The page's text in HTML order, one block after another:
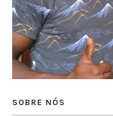
SOBRE NÓS